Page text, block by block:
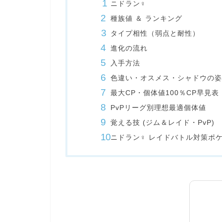
ニドラン♀
種族値 ＆ ランキング
タイプ相性（弱点と耐性）
進化の流れ
入手方法
色違い・オスメス・シャドウの姿
最大CP・個体値100％CP早見表
PvPリーグ別理想最適個体値
覚える技 (ジム＆レイド・PvP)
ニドラン♀ レイドバトル対策ポ